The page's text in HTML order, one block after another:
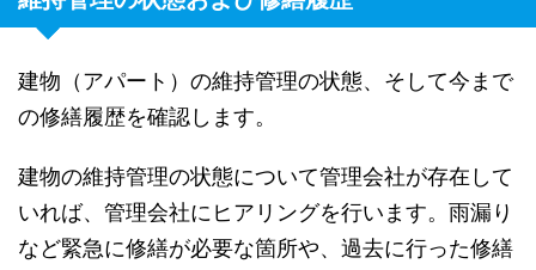
建物（アパート）の維持管理の状態、そして今まで
の修繕履歴を確認します。
建物の維持管理の状態について管理会社が存在して
いれば、管理会社にヒアリングを行います。雨漏り
など緊急に修繕が必要な箇所や、過去に行った修繕